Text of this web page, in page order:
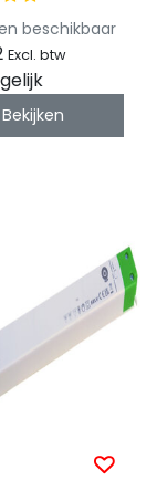
RGBW/
12-24-48v
beschikbaar
Excl. btw
Bekijken